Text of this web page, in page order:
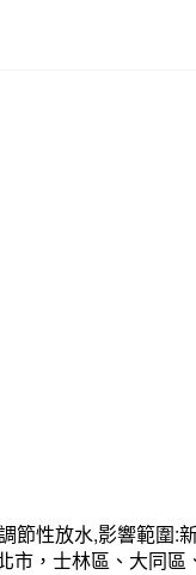
節性放水,影響範圍
市，士林區、大同